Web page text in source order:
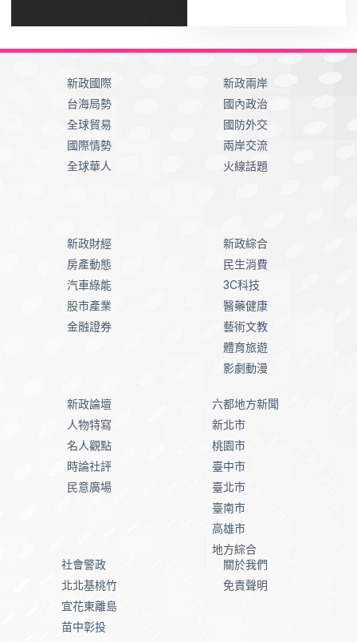
新政國際
台海局勢
全球貿易
國際情勢
全球華人
新政兩岸
國內政治
國防外交
兩岸交流
火線話題
新政財經
房產動態
汽車綠能
股市產業
金融證券
新政綜合
民生消費
3C科技
醫藥健康
藝術文教
體育旅遊
影劇動漫
新政論壇
人物特寫
名人觀點
時論社評
民意廣場
六都地方新聞
新北市
桃園市
臺中市
臺北市
臺南市
高雄市
地方綜合
社會警政
北北基桃竹
宜花東離島
苗中彰投
關於我們
免責聲明